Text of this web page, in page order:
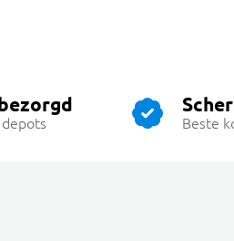
Beste